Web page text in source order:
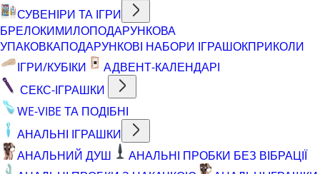
СУВЕНІРИ ТА ІГРИ
БРЕЛОКИМИЛОПОДАРУНКОВА
УПАКОВКАПОДАРУНКОВІ НАБОРИ ІГРАШОКПРИКОЛИ
ІГРИ/КУБІКИ
АДВЕНТ-КАЛЕНДАРІ
СЕКС-ІГРАШКИ
WE-VIBE ТА ПОДІБНІ
АНАЛЬНІ ІГРАШКИ
АНАЛЬНИЙ ДУШ
АНАЛЬНІ ПРОБКИ БЕЗ ВІБРАЦІЇ